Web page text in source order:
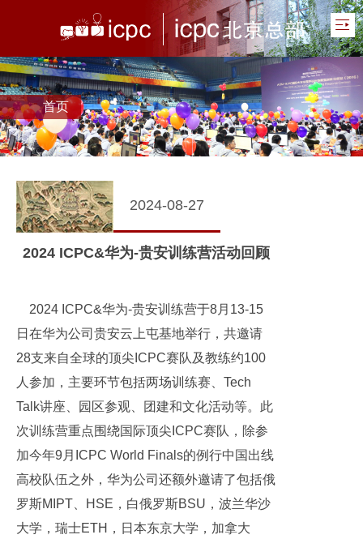
首页
2024-08-27
2024 ICPC&华为-贵安训练营活动回顾
2024 ICPC&华为-贵安训练营于8月13-15
日在华为公司贵安云上屯基地举行，共邀请
28支来自全球的顶尖ICPC赛队及教练约100
人参加，主要环节包括两场训练赛、Tech
Talk讲座、园区参观、团建和文化活动等。此
次训练营重点围绕国际顶尖ICPC赛队，除参
加今年9月ICPC World Finals的例行中国出线
高校队伍之外，华为公司还额外邀请了包括俄
罗斯MIPT、HSE，白俄罗斯BSU，波兰华沙
大学，瑞士ETH，日本东京大学，加拿大